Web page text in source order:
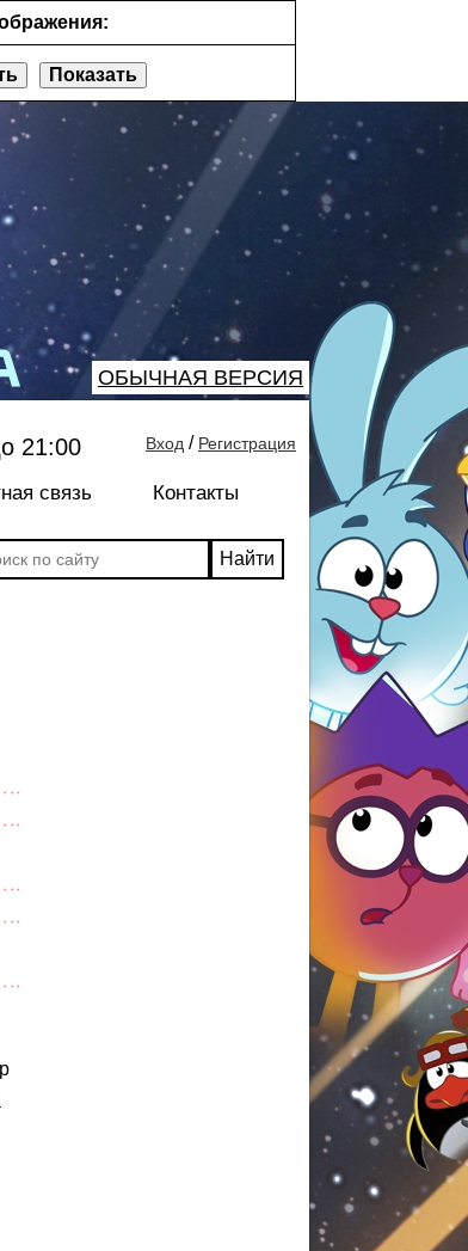
Показать
ОБЫЧНАЯ ВЕРСИЯ
21:00 Вход / Регистрация
связь Контакты